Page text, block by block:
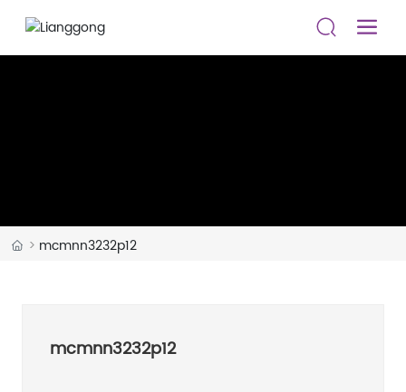
mcmnn3232p12
mcmnn3232p12